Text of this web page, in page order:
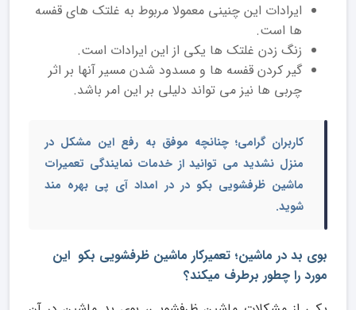
ایرادات این چنینی معمولا مربوط به غلتک های قفسه
ها است.
زنگ زدن غلتک ها یکی از این ایرادات است.
گیر کردن قفسه ها و مسدود شدن مسیر آنها بر اثر
چربی ها نیز می تواند دلیلی بر این امر باشد.
کاربران گرامی؛ چنانچه موفق به رفع این مشکل در
منزل نشدید می توانید از خدمات نمایندگی تعمیرات
ماشین ظرفشویی بکو در در امداد آی پی بهره مند
شوید.
بوی بد در ماشین؛ تعمیرکار ماشین ظرفشویی بکو این
مورد را چطور برطرف میکند؟